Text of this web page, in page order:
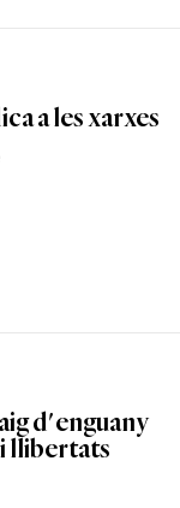
a les xarxes
d'enguany
llibertats